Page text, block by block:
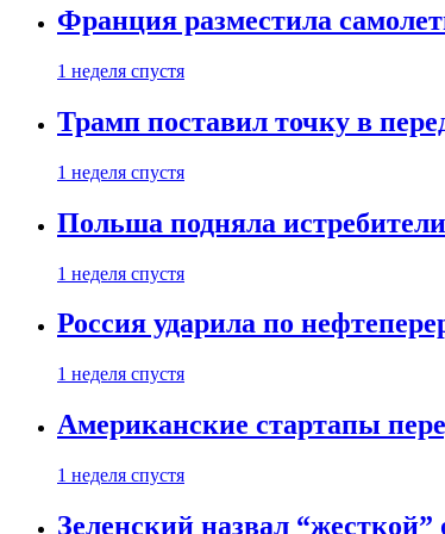
Франция разместила
1 неделя спустя
Трамп поставил точку в
1 неделя спустя
Польша подняла
1 неделя спустя
Россия ударила по
1 неделя спустя
Американские стартапы
1 неделя спустя
Зеленский назвал